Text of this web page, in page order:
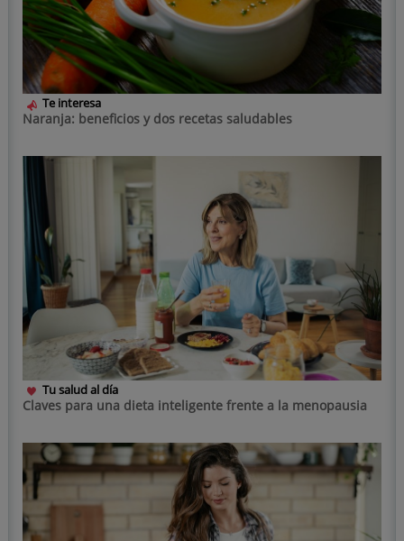
Te interesa
Naranja: beneficios y dos recetas saludables
Tu salud al día
Claves para una dieta inteligente frente a la menopausia